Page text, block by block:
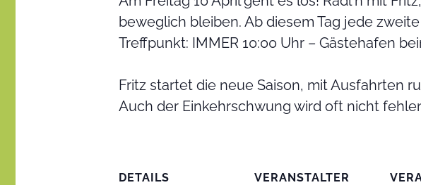
beweglich bleiben. Ab diesem Tag jede
Treffpunkt: IMMER 10:00 Uhr – Gästehafen
Fritz startet die neue Saison, mit Ausfahrten
Auch der Einkehrschwung wird oft nicht
DETAILS
VERANSTALTER